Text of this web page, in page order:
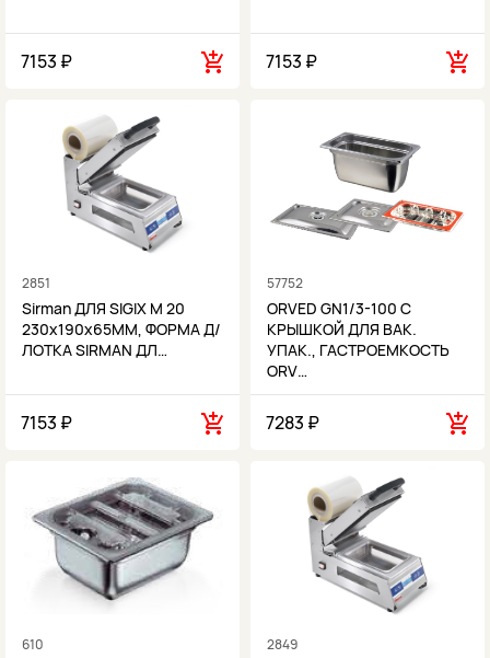
7153 ₽ 7153 ₽
2851
Sirman ДЛЯ SIGIX M 20
230x190x65MM, ФОРМА Д/
ЛОТКА SIRMAN ДЛ…
7153 ₽
57752
ORVED GN1/3-100 С
КРЫШКОЙ ДЛЯ ВАК.
УПАК., ГАСТРОЕМКОСТЬ
ORV…
7283 ₽
610 2849